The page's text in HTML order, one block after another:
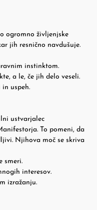
ogromno življenjske
jih resnično navdušuje.
instinktom.
a le, če jih delo veseli.
uspeh.
ustvarjalec
To pomeni, da
Njihova moč se skriva
smeri.
interesov.
izražanju.